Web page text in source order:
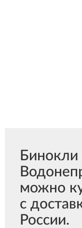
можно
с
России.